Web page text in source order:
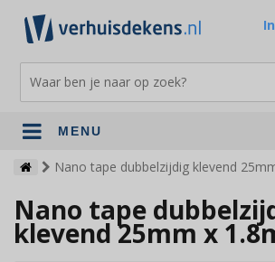
MENU
Verhuisdekens
Opslagdekens
Terrasdekens
Nano tape dubbelzijdig klevend
Nano tape
klevend 25mm x